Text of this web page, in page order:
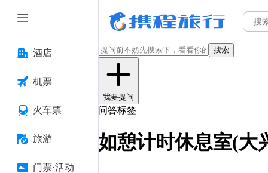
酒店
机票
火车票
旅游
门票·活动
搜索
我要提问
问答标签
如憩计时休息室(大